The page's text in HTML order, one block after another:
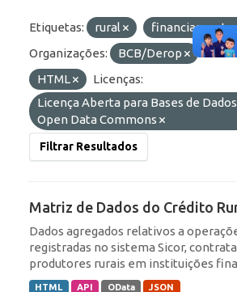
Etiquetas: rural
financiamento
Organizações:
BCB/Derop
HTML
Licenças:
Licença Aberta para Bases de
Open Data Commons
Filtrar Resultados
Matriz de Dados do Crédito
Dados agregados relativos a
registradas no sistema Sicor,
produtores rurais em instituições
HTML API OData JSON